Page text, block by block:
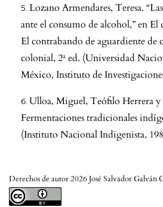
Derechos de autor 2026 José Salvador Galván
Lozano Armendares, Teresa.
ante el consumo de alcohol,” en
El contrabando de aguardiente de
colonial, 2ª ed. (Universidad
México, Instituto de
Ulloa, Miguel, Teófilo Herrera y
Fermentaciones tradicionales
(Instituto Nacional Indigenista,